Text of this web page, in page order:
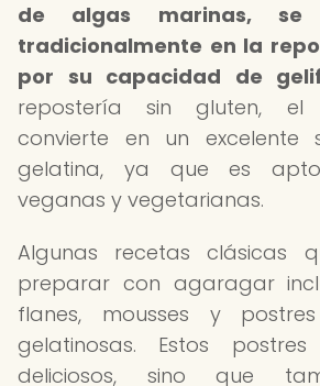
de algas marinas, se
tradicionalmente en la
por su capacidad de
repostería sin gluten,
convierte en un excelente
gelatina, ya que es
veganas y vegetarianas.
Algunas recetas clásicas
preparar con agaragar
flanes, mousses y
gelatinosas. Estos
deliciosos, sino que